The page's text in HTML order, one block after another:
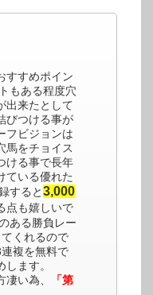
すすめポイン
もある程度穴
出来たとして
びつける事が
フビジョンは
馬をチョイス
ける事で長年
ている優れた
すると3,000
点も嬉しいで
ある勝負レー
くれるので
複を無料で
ます。
い為、
「第